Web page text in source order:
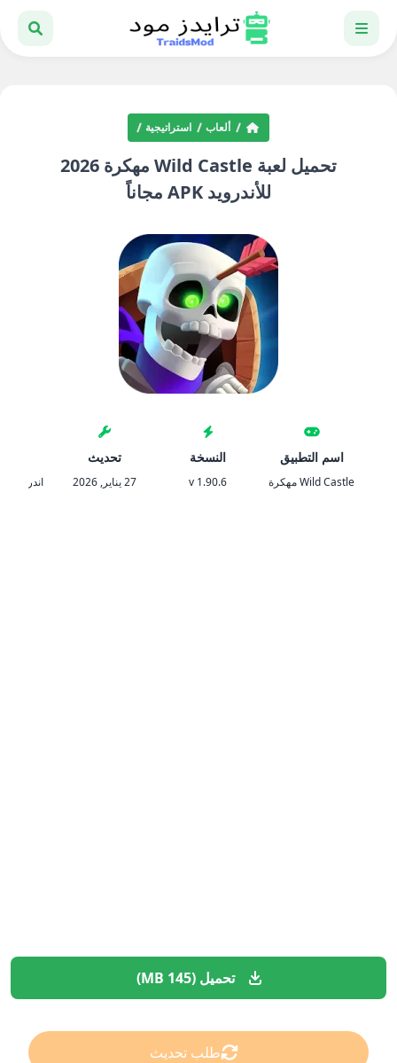
ألعاب استراتيجية
تحميل لعبة Wild Castle مهكرة 2026
للأندرويد APK مجاناً
اسم التطبيق
Wild Castle مهكرة
النسخة
v 1.90.6
تحديث
27 يناير, 2026 اندرويد 6.0 والأحدث
تحميل (145 MB)
طلب تحديث